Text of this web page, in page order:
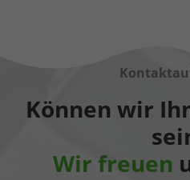
Können wir
Wir freuen